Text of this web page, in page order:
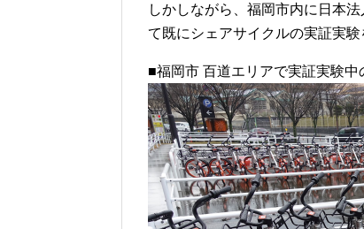
しかしながら、福岡市内に日本
て既にシェアサイクルの実証実
■福岡市 百道エリアで実証実験中